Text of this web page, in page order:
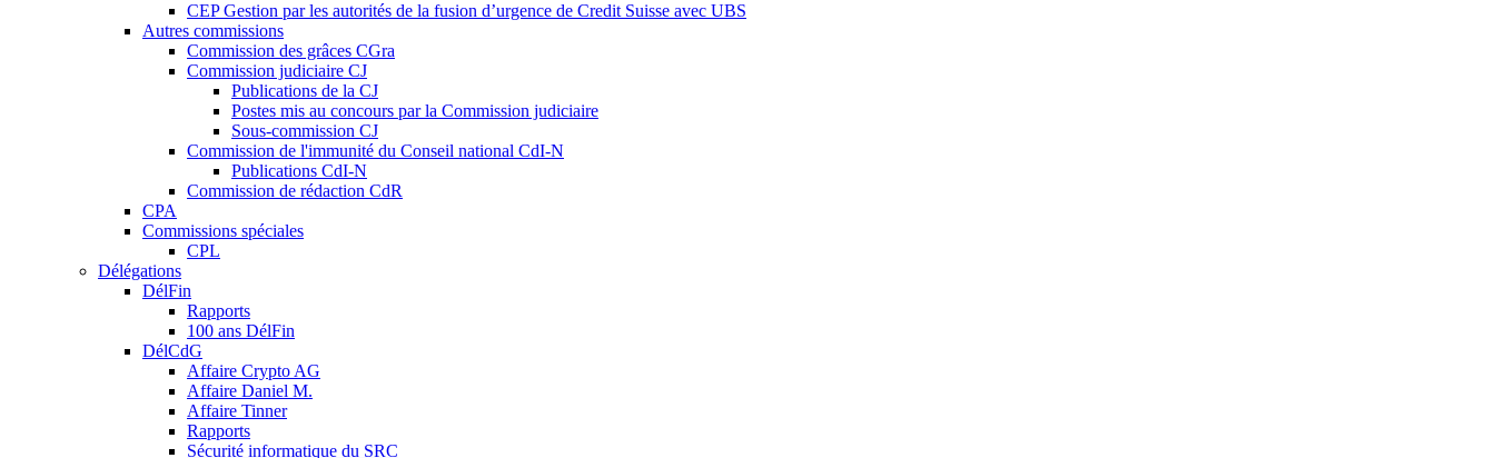
CEP Gestion par les autorités de la fusion d’urgence de Credit Suisse avec UBS
Autres commissions
Commission des grâces CGra
Commission judiciaire CJ
Publications de la CJ
Postes mis au concours par la Commission judiciaire
Sous-commission CJ
Commission de l'immunité du Conseil national CdI-N
Publications CdI-N
Commission de rédaction CdR
CPA
Commissions spéciales
CPL
Délégations
DélFin
Rapports
100 ans DélFin
DélCdG
Affaire Crypto AG
Affaire Daniel M.
Affaire Tinner
Rapports
Sécurité informatique du SRC